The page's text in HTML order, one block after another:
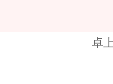
卓